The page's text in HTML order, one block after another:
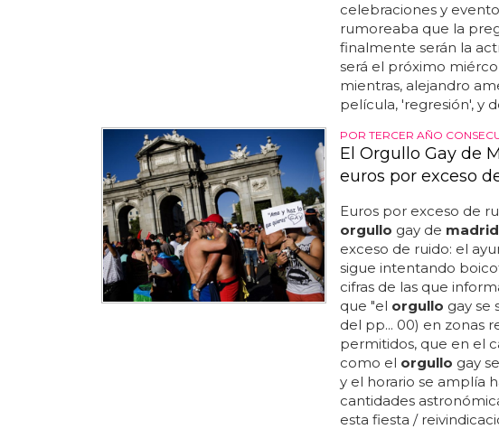
celebraciones y
rumoreaba que la
finalmente serán la
será el próximo
mientras, alejandro
película, 'regresión', y
POR TERCER AÑO
El Orgullo Gay de
euros por exceso
Euros por exceso de
orgullo gay de madrid
exceso de ruido: el
sigue intentando
cifras de las que
que "el orgullo gay se
del pp... 00) en zonas
permitidos, que en el
como el orgullo gay
y el horario se amplía
cantidades
esta fiesta /